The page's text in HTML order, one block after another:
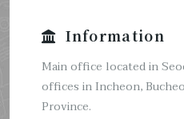
Information
Main office located in
offices in Incheon,
Province.